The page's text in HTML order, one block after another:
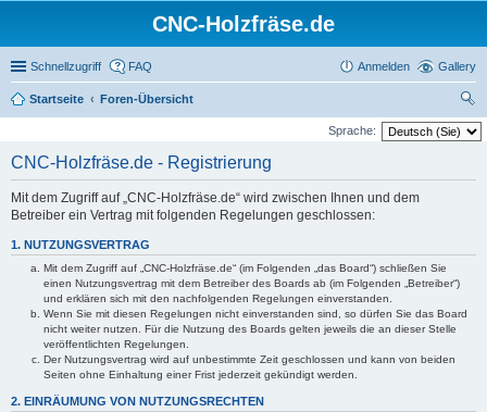
CNC-Holzfräse.de
Schnellzugriff Gallery
FAQ Anmelden
Startseite
Foren-Übersicht
uc
Sprache:
CNC-Holzfräse.de - Registrierung
Mit dem Zugriff auf „CNC-Holzfräse.de“ wird zwischen Ihnen und dem
Betreiber ein Vertrag mit folgenden Regelungen geschlossen:
1. NUTZUNGSVERTRAG
Mit dem Zugriff auf „CNC-Holzfräse.de“ (im Folgenden „das Board“) schließen Sie
einen Nutzungsvertrag mit dem Betreiber des Boards ab (im Folgenden „Betreiber“)
und erklären sich mit den nachfolgenden Regelungen einverstanden.
Wenn Sie mit diesen Regelungen nicht einverstanden sind, so dürfen Sie das Board
nicht weiter nutzen. Für die Nutzung des Boards gelten jeweils die an dieser Stelle
veröffentlichten Regelungen.
Der Nutzungsvertrag wird auf unbestimmte Zeit geschlossen und kann von beiden
Seiten ohne Einhaltung einer Frist jederzeit gekündigt werden.
2. EINRÄUMUNG VON NUTZUNGSRECHTEN